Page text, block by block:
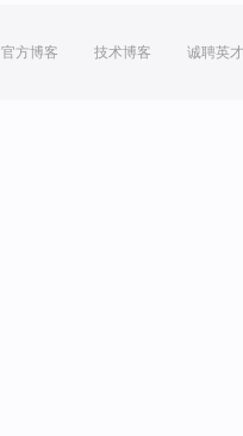
官方博客 技术博客 诚聘英才